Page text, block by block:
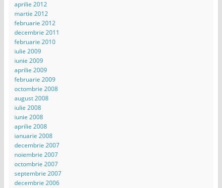
aprilie 2012
martie 2012
februarie 2012
decembrie 2011
februarie 2010
iulie 2009
iunie 2009
aprilie 2009
februarie 2009
octombrie 2008
august 2008
iulie 2008
iunie 2008
aprilie 2008
ianuarie 2008
decembrie 2007
noiembrie 2007
octombrie 2007
septembrie 2007
decembrie 2006